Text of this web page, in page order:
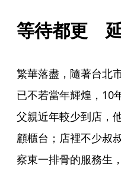
等待都更　
繁華落盡，隨著台北
已不若當年輝煌，10
父親近年較少到店，
顧櫃台；店裡不少叔
察東一排骨的服務生